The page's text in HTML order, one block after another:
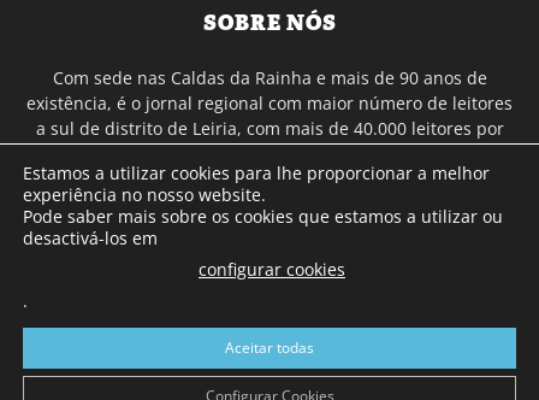
SOBRE NÓS
Com sede nas Caldas da Rainha e mais de 90 anos de
existência, é o jornal regional com maior número de leitores
a sul de distrito de Leiria, com mais de 40.000 leitores por
Continental e assinatura online.
SIGA-NOS
Estamos a utilizar cookies para lhe proporcionar a melhor
experiência no nosso website.
Pode saber mais sobre os cookies que estamos a utilizar ou
desactivá-los em
configurar cookies
.
Aceitar todas
Configurar Cookies